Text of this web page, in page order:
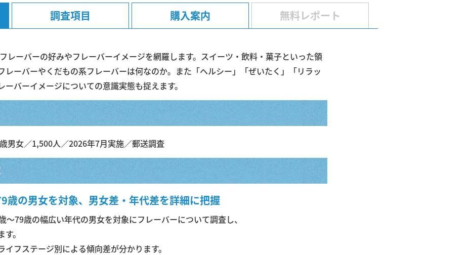
調査項目 購入案内 無料レポート
レーバーの好みやフレーバーイメージを網羅します。スイーツ・飲料・菓子といった領
レーバーやくだもの系フレーバーは何なのか。また「ヘルシー」「ぜいたく」「リラッ
ーバーイメージについての意識実態も捉えます。
男女／1,500人／2026年7月実施／郵送調査
歳の男女を対象、男女差・年代差を詳細に把握
～79歳の幅広い年代の男女を対象にフレーバーについて調査し、
。
イフステージ別による傾向差が分かります。